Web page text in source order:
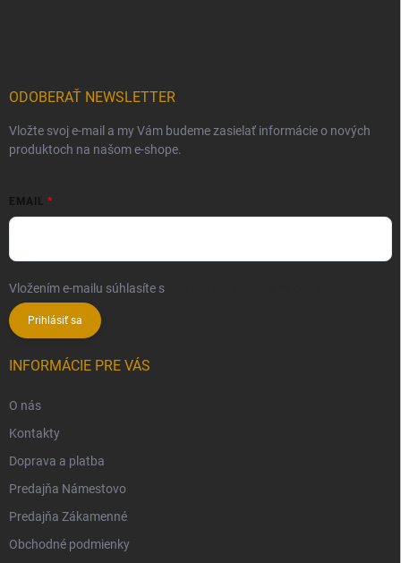
ODOBERAŤ NEWSLETTER
Vložte svoj e-mail a my Vám budeme zasielať informácie o nových
produktoch na našom e-shope.
EMAIL
Vložením e-mailu súhlasíte s
Prihlásiť sa
INFORMÁCIE PRE VÁS
O nás
Kontakty
Doprava a platba
Predajňa Námestovo
Predajňa Zákamenné
Obchodné podmienky